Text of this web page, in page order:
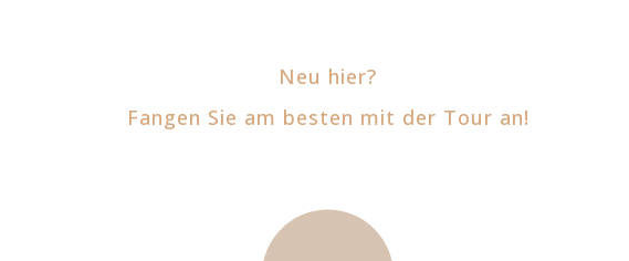
Neu hier?
Fangen Sie am besten mit der Tour an!